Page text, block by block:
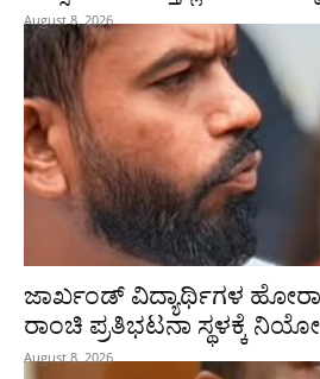
August 8, 2026
ಜಾರ್ಖಂಡ್‌ ವಿದ್ಯಾರ್ಥಿಗಳ
ರಾಂಚಿ ಪ್ರತಿಭಟನಾ ಸ್ಥಳಕ್ಕೆ
August 8, 2026